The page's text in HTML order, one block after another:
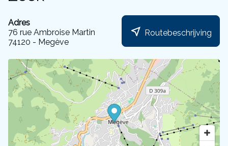
Adres
76 rue Ambroise Martin
74120 - Megève
near_me Routebeschrijving